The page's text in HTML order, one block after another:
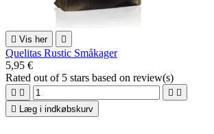
 Vis her 
Quelitas Rustic Småkager
5,95 €
Rated out of 5 stars based on review(s)
   

Læg i indkøbskurv